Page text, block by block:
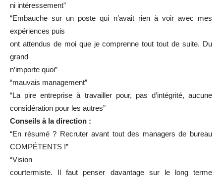
ni intéressement”
“Embauche sur un poste qui n’avait rien à voir avec mes
expériences puis
ont attendus de moi que je comprenne tout tout de suite. Du
grand
n’importe quoi”
“mauvais management”
“La pire entreprise à travailler pour, pas d’intégrité, aucune
considération pour les autres”
Conseils à la direction :
“En résumé ? Recruter avant tout des managers de bureau
COMPÉTENTS !”
“Vision
courtermiste. Il faut penser davantage sur le long terme